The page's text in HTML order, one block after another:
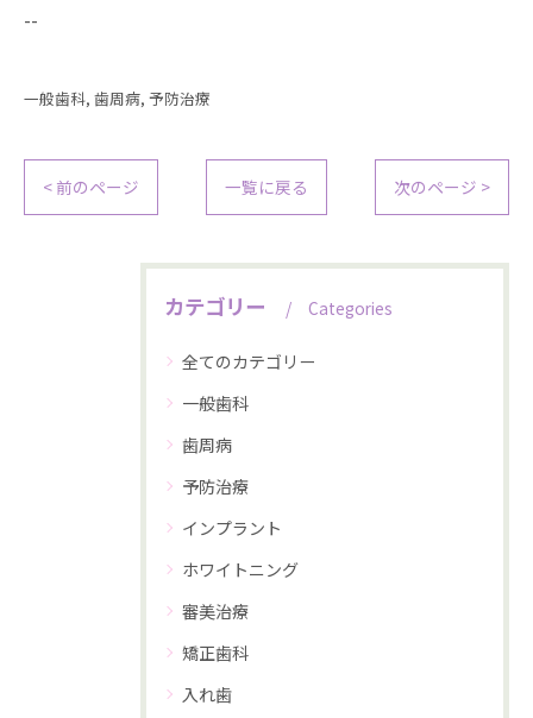
--
一般歯科 歯周病 予防治療
< 前のページ 一覧に戻る 次のページ >
カテゴリー Categories
全てのカテゴリー
一般歯科
歯周病
予防治療
インプラント
ホワイトニング
審美治療
矯正歯科
入れ歯